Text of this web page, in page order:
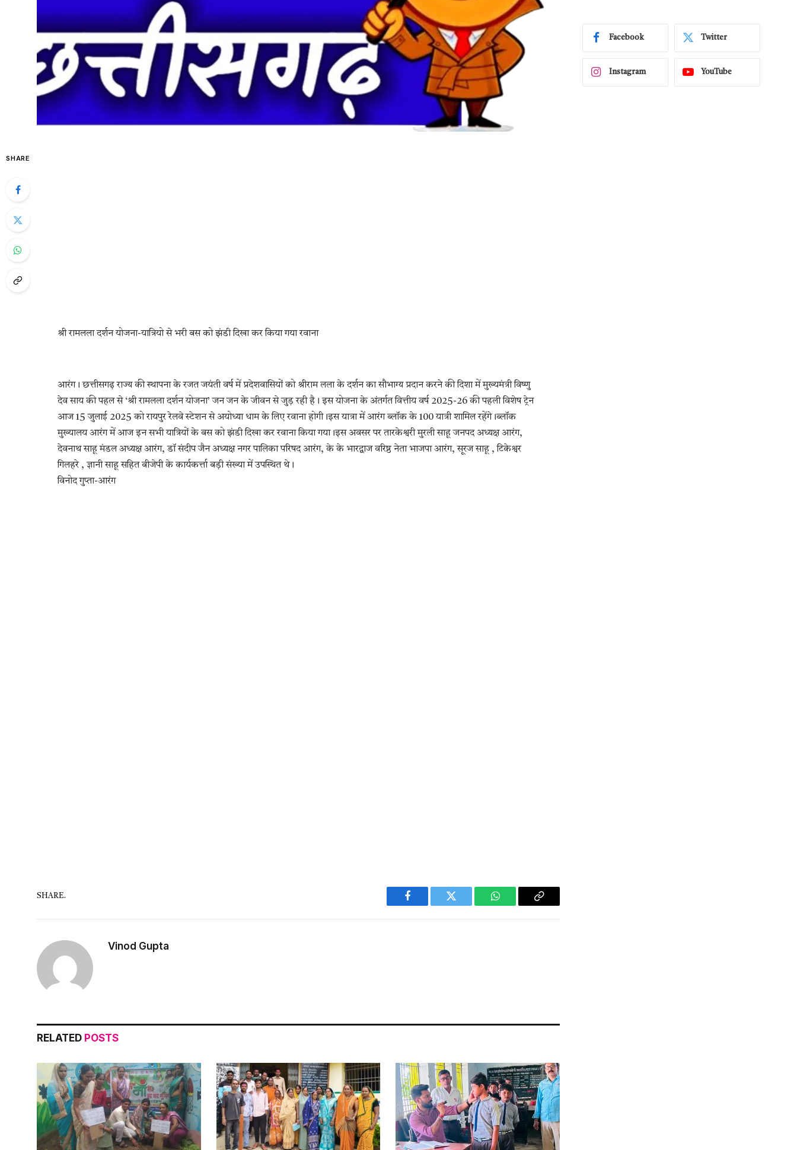
SHARE
श्री रामलला दर्शन योजना-यात्रियो से भरी बस को झंडी दिखा कर किया गया रवाना
आरंग। छत्तीसगढ़ राज्य की स्थापना के रजत जयंती वर्ष में प्रदेशवासियों को श्रीराम लला के दर्शन का सौभाग्य प्रदान करने की दिशा में मुख्यमंत्री विष्णु
देव साय की पहल से ‘श्री रामलला दर्शन योजना’ जन जन के जीवन से जुड़ रही है। इस योजना के अंतर्गत वित्तीय वर्ष 2025-26 की पहली विशेष ट्रेन
आज 15 जुलाई 2025 को रायपुर रेलवे स्टेशन से अयोध्या धाम के लिए रवाना होगी।इस यात्रा में आरंग ब्लॉक के 100 यात्री शामिल रहेंगे।ब्लॉक
मुख्यालय आरंग में आज इन सभी यात्रियों के बस को झंडी दिखा कर रवाना किया गया।इस अवसर पर तारकेश्वरी मुरली साहू जनपद अध्यक्ष आरंग,
देवनाथ साहू मंडल अध्यक्ष आरंग, डॉ संदीप जैन अध्यक्ष नगर पालिका परिषद आरंग, के के भारद्वाज वरिष्ठ नेता भाजपा आरंग, सूरज साहू , टिकेश्वर
गिलहरे , ज्ञानी साहू सहित बीजेपी के कार्यकर्त्ता बड़ी संख्या में उपस्थित थे।
विनोद गुप्ता-आरंग
SHARE.
Facebook Twitter WhatsAppCopy
Vinod Gupta
RELATED POSTS
Facebook Twitter
Instagram YouTube